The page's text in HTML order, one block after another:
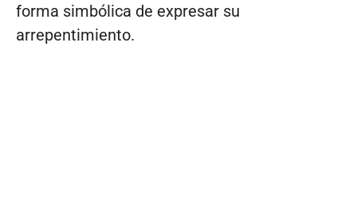
forma simbólica de expresar su
arrepentimiento.